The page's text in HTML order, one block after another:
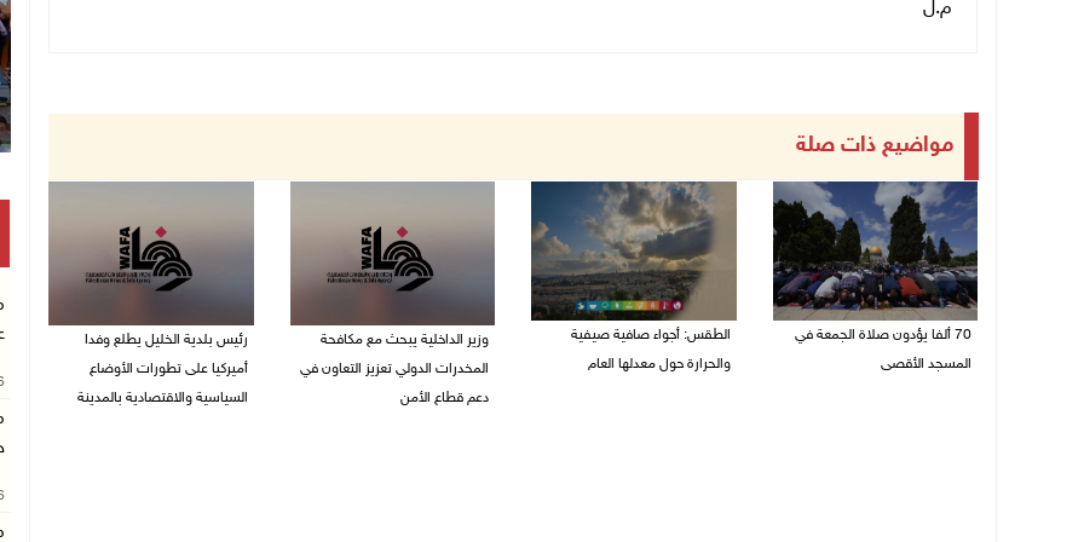
م.ل
مواضيع ذات صلة
70 ألفا يؤدون صلاة الجمعة في
المسجد الأقصى
الطقس: أجواء صافية صيفية
والحرارة حول معدلها العام
وزير الداخلية يبحث مع مكافحة
المخدرات الدولي تعزيز التعاون في
دعم قطاع الأمن
رئيس بلدية الخليل يطلع وفدا
أميركيا على تطورات الأوضاع
السياسية والاقتصادية بالمدينة